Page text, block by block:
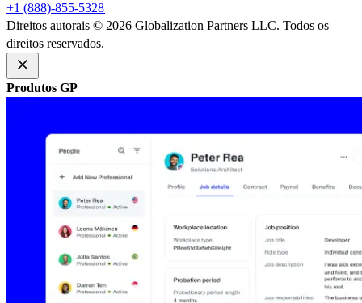
+1 (888)-855-5328​​
Direitos autorais © 2026 Globalization Partners LLC. Todos os
direitos reservados.​​
Produtos GP​​